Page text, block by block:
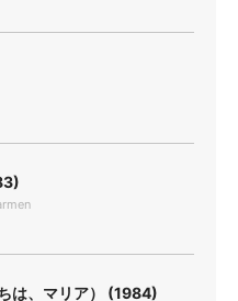
は、マリア） (1984)